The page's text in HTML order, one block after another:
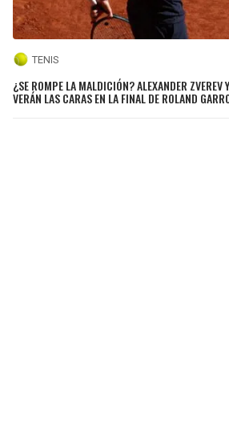
TENIS
¿SE ROMPE LA MALDICIÓN? ALEXANDER ZVEREV
VERÁN LAS CARAS EN LA FINAL DE ROLAND